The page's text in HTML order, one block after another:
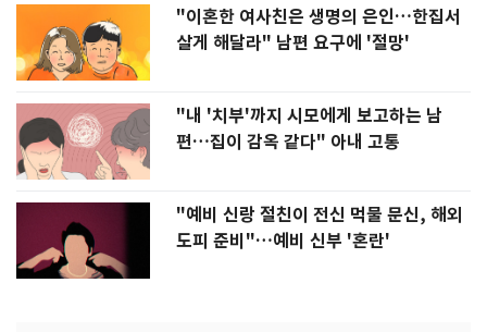
"이혼한 여사친은 생명의 은인…한집서
살게 해달라" 남편 요구에 '절망'
"내 '치부'까지 시모에게 보고하는 남
편…집이 감옥 같다" 아내 고통
"예비 신랑 절친이 전신 먹물 문신, 해외
도피 준비"…예비 신부 '혼란'